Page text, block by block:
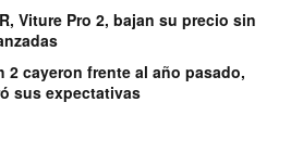
Viture Pro 2, bajan su precio sin
2 cayeron frente al año pasado,
sus expectativas